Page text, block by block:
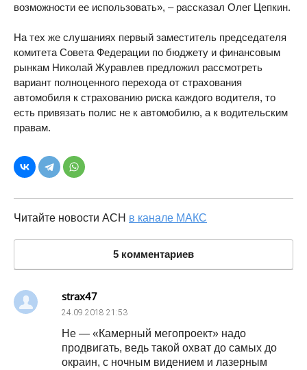
возможности ее использовать», – рассказал Олег Цепкин.
На тех же слушаниях первый заместитель председателя
комитета Совета Федерации по бюджету и финансовым
рынкам Николай Журавлев предложил рассмотреть
вариант полноценного перехода от страхования
автомобиля к страхованию риска каждого водителя, то
есть привязать полис не к автомобилю, а к водительским
правам.
Читайте новости АСН в канале МАКС
5 комментариев
strax47
24.09.2018 21:53
Не — «Камерный мегопроект» надо
продвигать, ведь такой охват до самых до
окраин, с ночным видением и лазерным